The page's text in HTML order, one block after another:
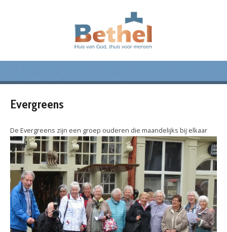
Evergreens
De Evergreens zijn een groep ouderen die maandelijks bij elkaar